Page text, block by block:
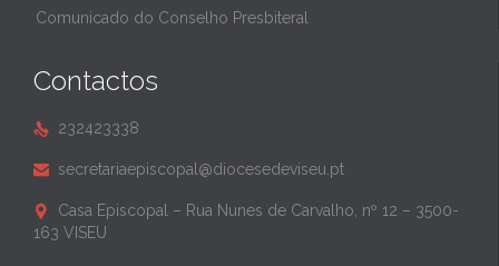
Comunicado do Conselho Presbiteral
Contactos
 232423338
 secretariaepiscopal@diocesedeviseu.pt

Casa Episcopal – Rua Nunes de Carvalho, nº 12 – 3500-
163 VISEU